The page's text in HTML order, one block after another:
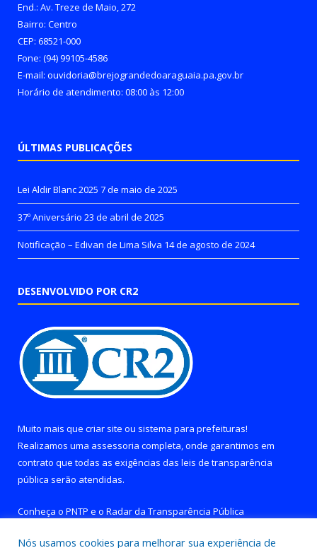
End.: Av. Treze de Maio, 272
Bairro: Centro
CEP: 68521-000
Fone: (94) 99105-4586
E-mail: ouvidoria@brejograndedoaraguaia.pa.gov.br
Horário de atendimento: 08:00 às 12:00
ÚLTIMAS PUBLICAÇÕES
Lei Aldir Blanc 2025 7 de maio de 2025
37º Aniversário 23 de abril de 2025
Notificação – Edivan de Lima Silva 14 de agosto de 2024
DESENVOLVIDO POR CR2
Muito mais que criar site ou sistema para prefeituras!
Realizamos uma assessoria completa, onde garantimos em
contrato que todas as exigências das leis de transparência
pública serão atendidas.
Conheça o PNTP e o Radar da Transparência Pública
Nós usamos cookies para melhorar sua experiência de